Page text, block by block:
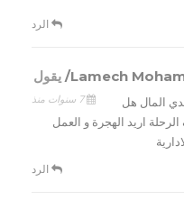
الرد
Lamech يقول
7 سنوات منذ
المال هل
اريد الهجرة و العمل
الرد